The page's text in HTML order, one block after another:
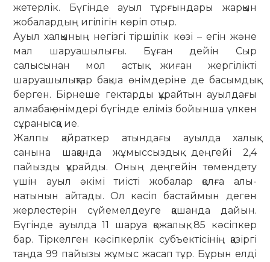
жетерлік. Бүгінде ауыл тұр­ғындары жарқын
жобалардың игі­лі­­гін көріп отыр.
Ауыл халқының негізгі тіршілік көзі – егін және
мал шаруашылығы. Бұған де­йін Сыр
салысынан мол астық жи­ған жергілікті
шаруашылықтар бақ­ша өнімдеріне де басымдық
берген. Бір­неше гектарды құрайтын ауылдағы
ал­­мабақ өнімдері бүгінде еліміз бо­йын­ша үлкен
сұранысқа ие.
Жалпы қайраткер атындағы ауыл­да халық
санына шаққанда жұмыс­­сыз­дық деңгейі 2,4
пайызды құрай­ды. Оның деңгейін төмендету
үшін ауыл әкімі тиісті жобалар қолға алы­
натынын айтады. Ол кәсіп бастаймын деген
жер­лестерін сүйе­мел­деуге қа­шанда дайын.
Бүгінде ауылда 11 шаруа қожалық, 85 кәсіпкер
бар. Тір­кел­ген кәсіпкерлік субъектісінің қазіргі
таңда 99 пайызы жұмыс жасап тұр. Бұрын елді